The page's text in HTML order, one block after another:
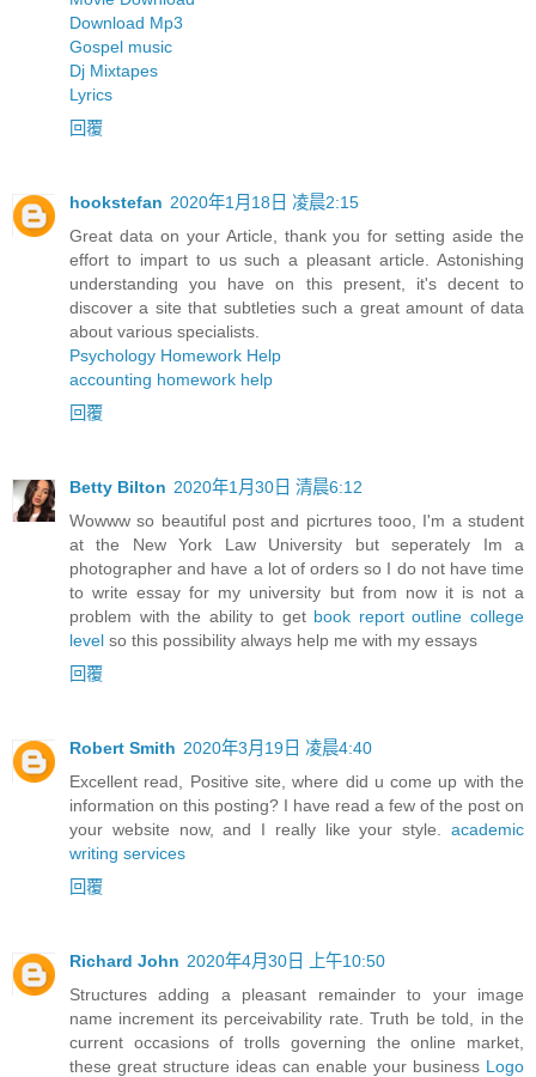
Download Mp3
Gospel music
Dj Mixtapes
Lyrics
回覆
hookstefan 2020年1月18日 凌晨2:15
Great data on your Article, thank you for setting aside the
effort to impart to us such a pleasant article. Astonishing
understanding you have on this present, it's decent to
discover a site that subtleties such a great amount of data
about various specialists.
Psychology Homework Help
accounting homework help
回覆
Betty Bilton 2020年1月30日 清晨6:12
Wowww so beautiful post and picrtures tooo, I'm a student
at the New York Law University but seperately Im a
photographer and have a lot of orders so I do not have time
to write essay for my university but from now it is not a
problem with the ability to get book report outline college
level so this possibility always help me with my essays
回覆
Robert Smith 2020年3月19日 凌晨4:40
Excellent read, Positive site, where did u come up with the
information on this posting? I have read a few of the post on
your website now, and I really like your style. academic
writing services
回覆
Richard John 2020年4月30日 上午10:50
Structures adding a pleasant remainder to your image
name increment its perceivability rate. Truth be told, in the
current occasions of trolls governing the online market,
these great structure ideas can enable your business Logo